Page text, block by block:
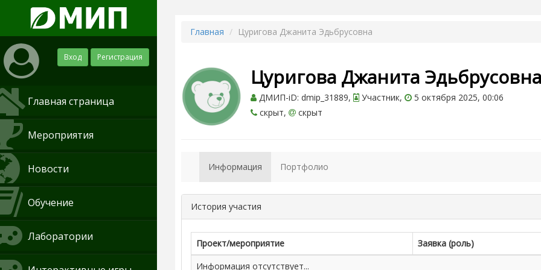
Вход Регистрация
Главная страница
Мероприятия
Новости
Обучение
Лаборатории
Главная Цуригова Джанита Эдьбрусовна
Цуригова Джанита
ДМИП-iD: dmip_31889, Участник,
5 октября 2025, 00:06
скрыт,
скрыт
Информация Портфолио
История участия
Проект/мероприятие
Заявка (роль)
Информация отсутствует...